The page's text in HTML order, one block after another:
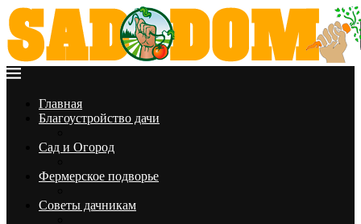
Главная
Благоустройство дачи
Сад и Огород
Фермерское подворье
Советы дачникам